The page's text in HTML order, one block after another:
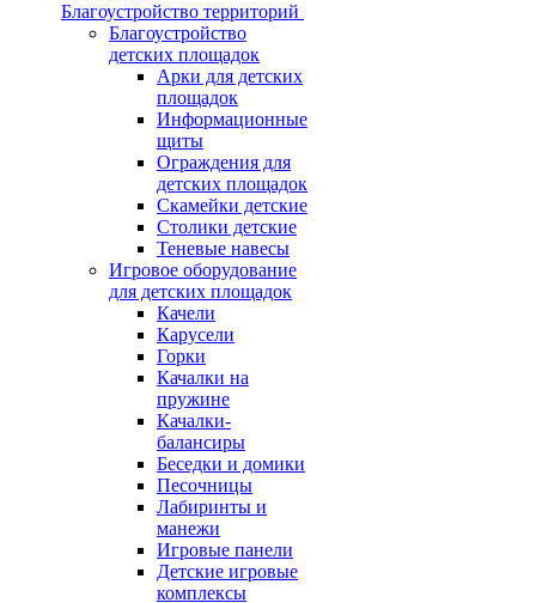
Благоустройство территорий
Благоустройство
детских площадок
Арки для детских
площадок
Информационные
щиты
Ограждения для
детских площадок
Скамейки детские
Столики детские
Теневые навесы
Игровое оборудование
для детских площадок
Качели
Карусели
Горки
Качалки на
пружине
Качалки-
балансиры
Беседки и домики
Песочницы
Лабиринты и
манежи
Игровые панели
Детские игровые
комплексы